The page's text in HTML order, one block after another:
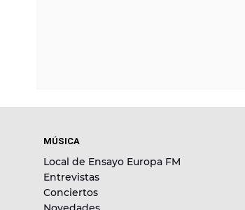
MÚSICA
Local de Ensayo Europa FM
Entrevistas
Conciertos